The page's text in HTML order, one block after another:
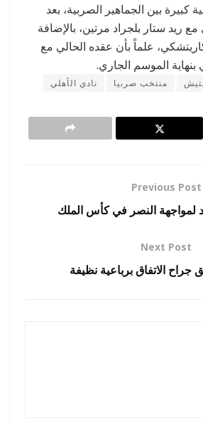
كبيرة بين الجماهير الصربية، بعد
ريد ستار بلجراد مرتين، بالإضافة
علماً بأن عقده الحالي مع
بنهاية الموسم الجاري.
منتخب صربيا نادي الأهلي
Previous Post
لمواجهة النصر في كأس الملك
Next Post
جراح الاتفاق برباعية نظيفة